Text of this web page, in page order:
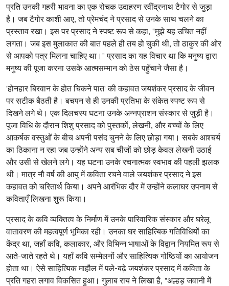
प्रति उनकी गहरी भावना का एक रोचक उदाहरण रवींद्रनाथ टैगोर से जुड़ा
है। जब टैगोर काशी आए, तो प्रेमचंद ने प्रसाद से उनके साथ चलने का
प्रस्ताव रखा। इस पर प्रसाद ने स्पष्ट रूप से कहा, "मुझे यह उचित नहीं
लगता। जब इस मुलाकात की बात पहले ही तय हो चुकी थी, तो ठाकुर की ओर
से आपको पत्र मिलना चाहिए था।" प्रसाद का यह विचार था कि मनुष्य द्वारा
मनुष्य की पूजा करना उसके आत्मसम्मान को ठेस पहुँचाने जैसा है।
'होनहार बिरवान के होत चिकने पात' की कहावत जयशंकर प्रसाद के जीवन
पर सटीक बैठती है। बचपन से ही उनकी प्रतिभा के संकेत स्पष्ट रूप से
दिखने लगे थे। एक दिलचस्प घटना उनके अन्नप्राशन संस्कार से जुड़ी है।
पूजा विधि के दौरान शिशु प्रसाद को पुस्तकों, लेखनी, और बच्चों के लिए
आकर्षक वस्तुओं के बीच अपनी पसंद चुनने के लिए छोड़ा गया। सबके आश्चर्य
का ठिकाना न रहा जब उन्होंने अन्य सब चीजों को छोड़ केवल लेखनी उठाई
और उसी से खेलने लगे। यह घटना उनके रचनात्मक स्वभाव की पहली झलक
थी। मात्र नौ वर्ष की आयु में कविता रचने वाले जयशंकर प्रसाद ने इस
कहावत को चरितार्थ किया। अपने आरंभिक दौर में उन्होंने कलाघर उपनाम से
कविताएँ लिखना शुरू किया।
प्रसाद के कवि व्यक्तित्व के निर्माण में उनके पारिवारिक संस्कार और घरेलू
वातावरण की महत्वपूर्ण भूमिका रही। उनका घर साहित्यिक गतिविधियों का
केंद्र था, जहाँ कवि, कलाकार, और विभिन्न भाषाओं के विद्वान नियमित रूप से
आते-जाते रहते थे। यहाँ कवि सम्मेलनों और साहित्यिक गोष्ठियों का आयोजन
होता था। ऐसे साहित्यिक माहौल में पले-बढ़े जयशंकर प्रसाद में कविता के
प्रति गहरा लगाव विकसित हुआ। गुलाब राय ने लिखा है, "अल्हड़ जवानी में